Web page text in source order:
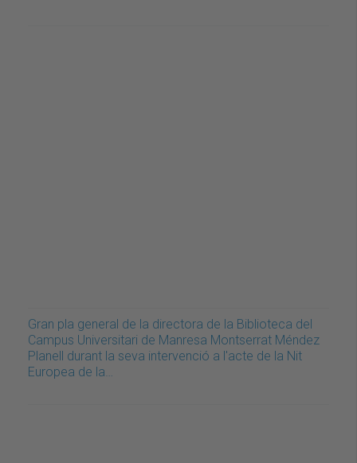
Gran pla general de la directora de la Biblioteca del
Campus Universitari de Manresa Montserrat Méndez
Planell durant la seva intervenció a l'acte de la Nit
Europea de la…